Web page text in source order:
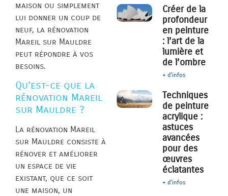
maison ou simplement
lui donner un coup de
neuf, la rénovation
Mareil sur Mauldre
peut répondre à vos
besoins.
Qu’est-ce que la
rénovation Mareil
sur Mauldre ?
La rénovation Mareil
sur Mauldre consiste à
rénover et améliorer
un espace de vie
existant, que ce soit
une maison, un
Créer de la
profondeur
en peinture
: l’art de la
lumière et
de l’ombre
+ d'infos
Techniques
de peinture
acrylique :
astuces
avancées
pour des
œuvres
éclatantes
+ d'infos